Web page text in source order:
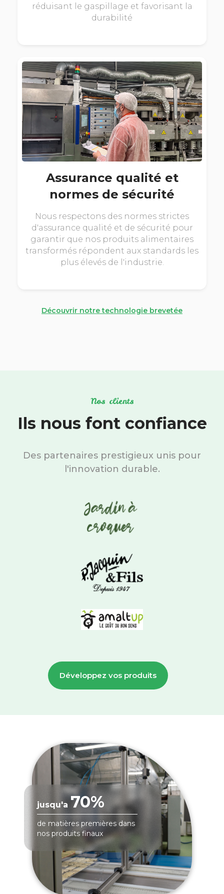
réduisant le gaspillage et favorisant la
durabilité
Assurance qualité et
normes de sécurité
Nous respectons des normes strictes
d'assurance qualité et de sécurité pour
garantir que nos produits alimentaires
transformés répondent aux standards les
plus élevés de l'industrie.
Découvrir notre technologie brevetée
Nos clients
Ils nous font confiance
Des partenaires prestigieux unis pour
l'innovation durable.
Développez vos produits
jusqu'a 70%
de matières premières dans
nos produits finaux